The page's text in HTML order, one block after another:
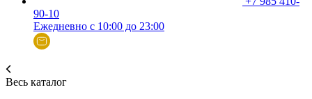
90-10
Ежедневно с 10:00 до 23:00
Весь каталог